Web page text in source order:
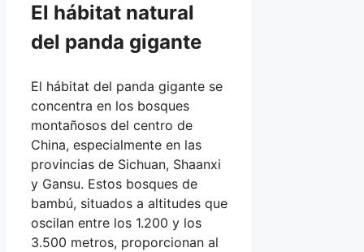
El hábitat natural
del panda gigante
El hábitat del panda gigante se
concentra en los bosques
montañosos del centro de
China, especialmente en las
provincias de Sichuan, Shaanxi
y Gansu. Estos bosques de
bambú, situados a altitudes que
oscilan entre los 1.200 y los
3.500 metros, proporcionan al